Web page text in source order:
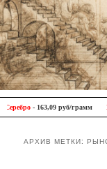
Antique
Главное меню
Перейти к
Перейти к
- 163,09 руб/грамм
АРХИВ МЕТКИ: